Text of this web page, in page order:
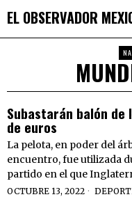
EL OBSERVADOR
Subastarán balón de
de euros
La pelota, en poder del
encuentro, fue utilizada
partido en el que
OCTUBRE 13, 2022